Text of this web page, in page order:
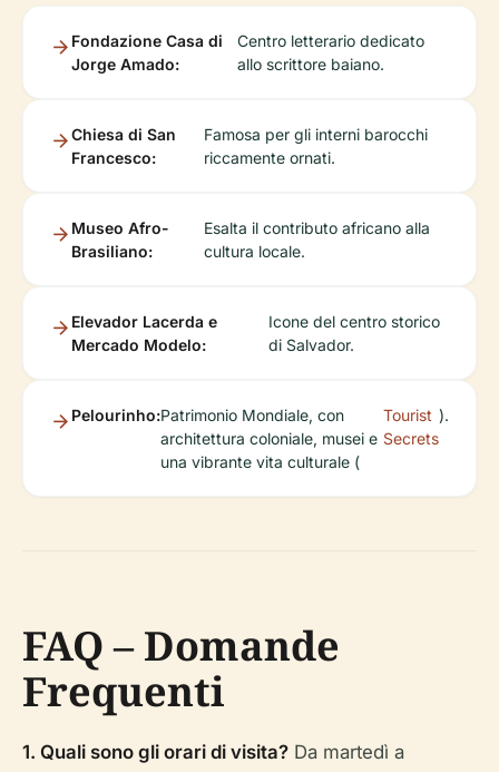
Fondazione Casa di
Jorge Amado:
Centro letterario dedicato
allo scrittore baiano.
Chiesa di San
Francesco:
Famosa per gli interni barocchi
riccamente ornati.
Museo Afro-
Brasiliano:
Esalta il contributo africano alla
cultura locale.
Elevador Lacerda e
Mercado Modelo:
Icone del centro storico
di Salvador.
Pelourinho:Patrimonio Mondiale, con
architettura coloniale, musei e
una vibrante vita culturale (
Tourist
Secrets
).
FAQ – Domande
Frequenti
1. Quali sono gli orari di visita? Da martedì a